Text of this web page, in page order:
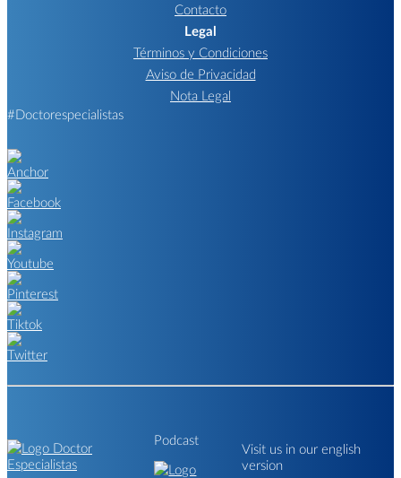
Contacto
Legal
Términos y Condiciones
Aviso de Privacidad
Nota Legal
#Doctorespecialistas
Podcast
Visit us in our english
version